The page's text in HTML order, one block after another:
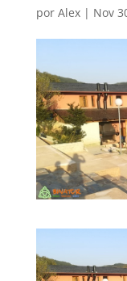
por Alex| Nov